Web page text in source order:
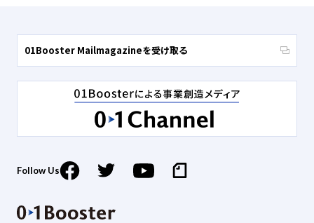
01Booster Mailmagazineを受け取る
Follow Us